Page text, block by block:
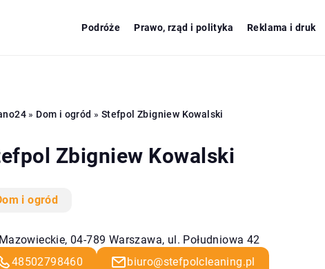
Podróże Prawo, rząd i polityka Reklama i druk
» Dom i ogród » Stefpol Zbigniew Kowalski
Zbigniew Kowalski
i ogród
Mazowieckie, 04-789 Warszawa, ul. Południowa 42
48502798460
biuro@stefpolcleaning.pl